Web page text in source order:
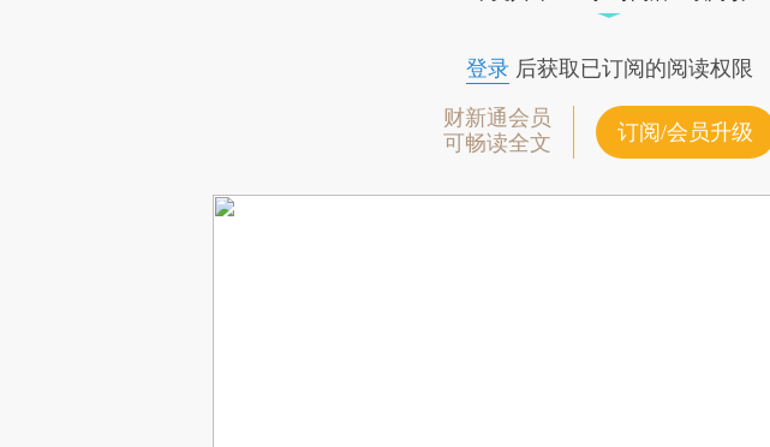
登录后获取已订阅的阅读权限
财新通会员
可畅读全文
订阅/会员升级